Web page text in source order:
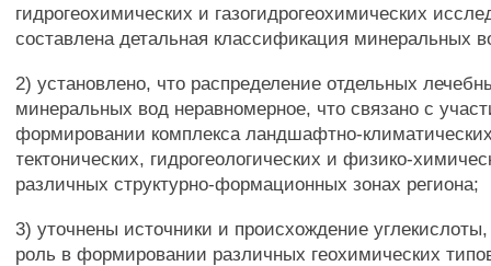
гидрогеохимических и газогидрогеохимических
составлена детальная классификация минеральных
2) установлено, что распределение отдельных
минеральных вод неравномерное, что связано с
формировании комплекса ландшафтно-
тектонических, гидрогеологических и физико-
различных структурно-формационных зонах региона;
3) уточнены источники и происхождение
роль в формировании различных геохимических